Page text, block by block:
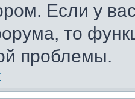
Если у
то
проблемы.